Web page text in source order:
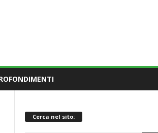
Cerca nel sito: